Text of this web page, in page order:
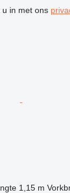
u in met ons
1,15 m